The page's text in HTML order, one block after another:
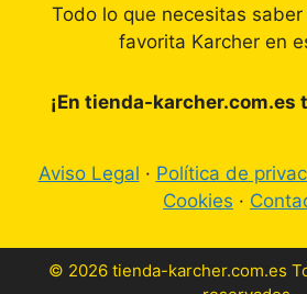
Todo lo que necesitas
favorita Karcher en
¡En tienda-karcher.com.es
Aviso Legal · Política de
Cookies ·
© 2026 tienda-karcher.com.es